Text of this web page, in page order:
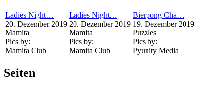
Ladies Night…
20. Dezember 2019
Mamita
Pics by:
Mamita Club
Ladies Night…
20. Dezember 2019
Mamita
Pics by:
Mamita Club
Bierpong Cha…
19. Dezember 2019
Puzzles
Pics by:
Pyunity Media
Seiten